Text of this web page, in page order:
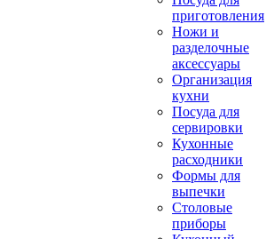
приготовления
Ножи и
разделочные
аксессуары
Организация
кухни
Посуда для
сервировки
Кухонные
расходники
Формы для
выпечки
Столовые
приборы